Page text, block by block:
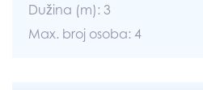
Dužina (m): 3
Max. broj osoba: 4